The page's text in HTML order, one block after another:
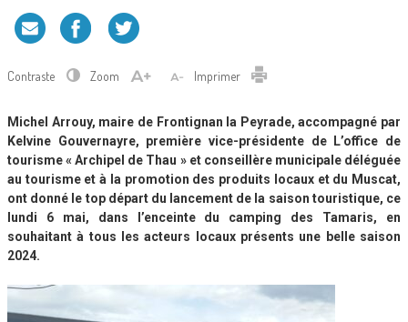
Contraste Zoom Imprimer
Michel Arrouy, maire de Frontignan la Peyrade, accompagné par
Kelvine Gouvernayre, première vice-présidente de L’office de
tourisme « Archipel de Thau » et conseillère municipale déléguée
au tourisme et à la promotion des produits locaux et du Muscat,
ont donné le top départ du lancement de la saison touristique, ce
lundi 6 mai, dans l’enceinte du camping des Tamaris, en
souhaitant à tous les acteurs locaux présents une belle saison
2024.